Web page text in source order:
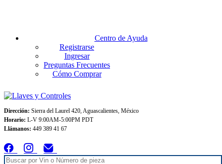
Centro de Ayuda
Registrarse
Ingresar
Preguntas Frecuentes
Cómo Comprar
Dirección: Sierra del Laurel 420, Aguascalientes, México
Horario: L-V 9:00AM-5:00PM PDT
Llámanos: 449 389 41 67